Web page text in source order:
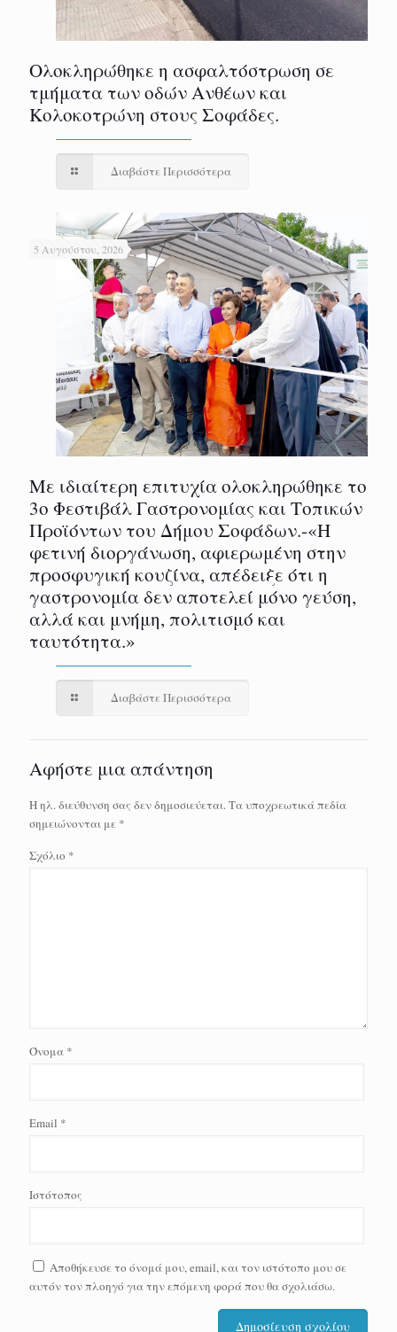
Ολοκληρώθηκε η ασφαλτόστρωση σε
τμήματα των οδών Ανθέων και
Κολοκοτρώνη στους Σοφάδες.
Διαβάστε Περισσότερα
5 Αυγούστου, 2026
Με ιδιαίτερη επιτυχία ολοκληρώθηκε το
3ο Φεστιβάλ Γαστρονομίας και Τοπικών
Προϊόντων του Δήμου Σοφάδων.-«Η
φετινή διοργάνωση, αφιερωμένη στην
προσφυγική κουζίνα, απέδειξε ότι η
γαστρονομία δεν αποτελεί μόνο γεύση,
αλλά και μνήμη, πολιτισμό και
ταυτότητα.»
Διαβάστε Περισσότερα
Αφήστε μια απάντηση
Η ηλ. διεύθυνση σας δεν δημοσιεύεται.Τα υποχρεωτικά πεδία
σημειώνονται με *
Σχόλιο *
Όνομα *
Email *
Ιστότοπος
Αποθήκευσε το όνομά μου, email, και τον ιστότοπο μου σε
αυτόν τον πλοηγό για την επόμενη φορά που θα σχολιάσω.